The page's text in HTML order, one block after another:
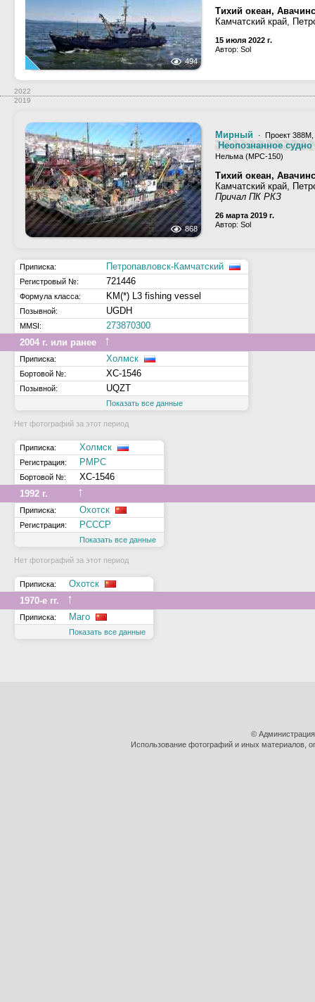
494
Тихий океан,
Камчатский край,
15 июля 2022 г.
Автор: Sol
2022
2019
868
Мирный · Проект 388М,
Неопознанное
Нельма (МРС-150)
Тихий океан,
Камчатский край,
Причал ПК РКЗ
26 марта 2019 г.
Автор: Sol
Приписка: Петропавловск-Камчатский
Регистровый №: 721446
Формула класса: KM(*) L3 fishing vessel
Позывной: UGDH
MMSI:
273870300
2004 г. или ранее
↑
Приписка: Холмск
Бортовой №: ХС-1546
Позывной: UQZT
Показать все данные
Нет фотографий за этот период
Приписка: Холмск
Регистрация: РМРС
Бортовой №:
ХС-1546
1992 г.
↑
Приписка: Охотск
Регистрация: РСССР
Показать все данные
Нет фотографий за этот период
Приписка:
Охотск
1970-е гг.
↑
Приписка: Маго
Показать все данные
©
Использование фотографий и иных материалов,